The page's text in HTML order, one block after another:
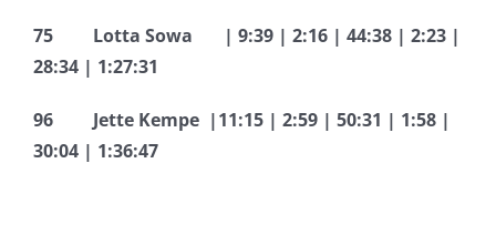
75 Lotta Sowa | 9:39 | 2:16 | 44:38 | 2:23 |
28:34 | 1:27:31
96 Jette Kempe |11:15 | 2:59 | 50:31 | 1:58 |
30:04 | 1:36:47